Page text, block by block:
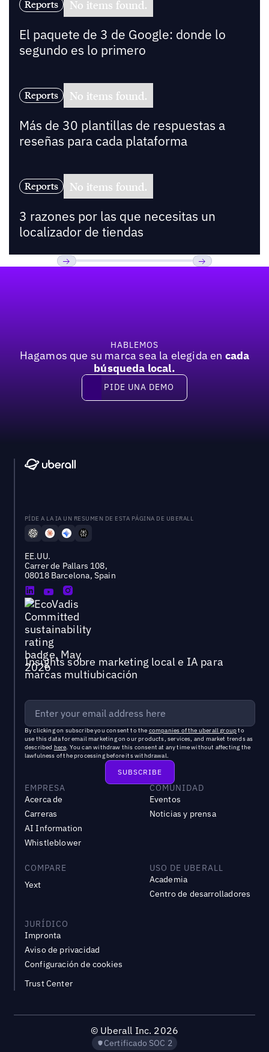
Reports No items found.
El paquete de 3 de Google: donde lo
segundo es lo primero
Reports No items found.
Más de 30 plantillas de respuestas a
reseñas para cada plataforma
Reports No items found.
3 razones por las que necesitas un
localizador de tiendas
HABLEMOS
Hagamos que su marca sea la elegida en cada
búsqueda local.
Pide una demo
PIDE UNA DEMO
PÍDE A LA IA UN RESUMEN DE ESTA PÁGINA DE UBERALL
EE.UU.
Carrer de Pallars 108,
08018 Barcelona, Spain
Insights sobre marketing local e IA para
marcas multiubicación
By clicking on subscribe you consent to the companies of the uberall groupto
use this data for email marketing on our products, services, and market trends as
described here. You can withdraw this consent at any time without affecting the
lawfulness of the processing before its withdrawal.
EMPRESA
Acerca de
Carreras
AI Information
Whistleblower
COMUNIDAD
Eventos
Noticias y prensa
COMPARE
Yext
USO DE UBERALL
Academia
Centro de desarrolladores
JURÍDICO
Impronta
Aviso de privacidad
Configuración de cookies
Trust Center
© Uberall Inc. 2026
Certificado SOC 2